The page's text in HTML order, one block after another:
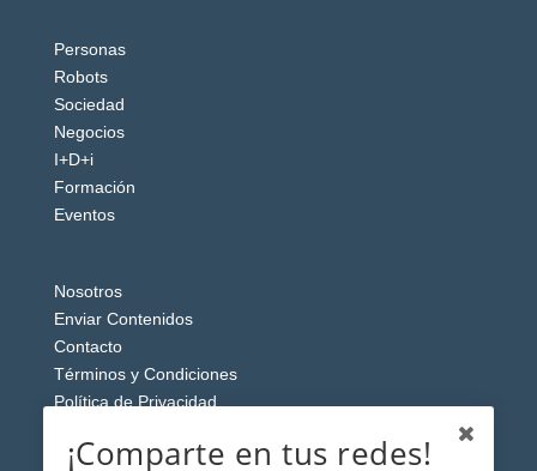
Personas
Robots
Sociedad
Negocios
I+D+i
Formación
Eventos
Nosotros
Enviar Contenidos
Contacto
Términos y Condiciones
Política de Privacidad
¡Comparte en tus redes!